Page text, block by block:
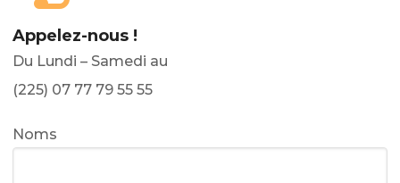
Appelez-nous !
Du Lundi – Samedi au
(225) 07 77 79 55 55
Noms